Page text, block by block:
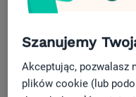
Zobacz
Szanujemy
Akceptując, pozwalasz
plików cookie (lub